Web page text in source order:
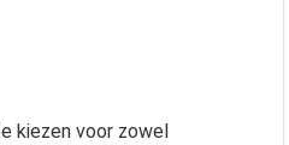
kiezen voor zowel